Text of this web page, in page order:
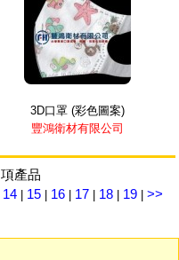
3D口罩 (彩色圖案)
豐鴻衛材有限公司
項產品
14 | 15 | 16 | 17 | 18 | 19 | >>